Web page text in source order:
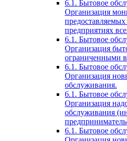
6.1. Бытовое
Организация
предприятиях
6.1. Бытовое
Организация
ограниченными
6.1. Бытовое
Организация
обслуживания.
6.1. Бытовое
Организация
обслуживания
6.1. Бытовое